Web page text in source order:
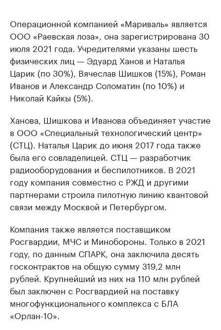
Операционной компанией «Мариваль» является
ООО «Раевская лоза», она зарегистрирована 30
июля 2021 года. Учредителями указаны шесть
физических лиц — Эдуард Ханов и Наталья
Царик (по 30%), Вячеслав Шишков (15%), Роман
Иванов и Александр Соломатин (по 10%) и
Николай Кайкы (5%).
Ханова, Шишкова и Иванова объединяет участие
в ООО «Специальный технологический центр»
(СТЦ). Наталья Царик до июня 2017 года также
была его совладелицей. СТЦ — разработчик
радиооборудования и беспилотников. В 2021
году компания совместно с РЖД и другими
партнерами строила пилотную линию квантовой
связи между Москвой и Петербургом.
Компания также является поставщиком
Росгвардии, МЧС и Минобороны. Только в 2021
году, по данным СПАРК, она заключила десять
госконтрактов на общую сумму 319,2 млн
рублей. Крупнейший из них на 110 млн рублей
был заключен с Росгвардией на поставку
многофункционального комплекса с БЛА
«Орлан-10».